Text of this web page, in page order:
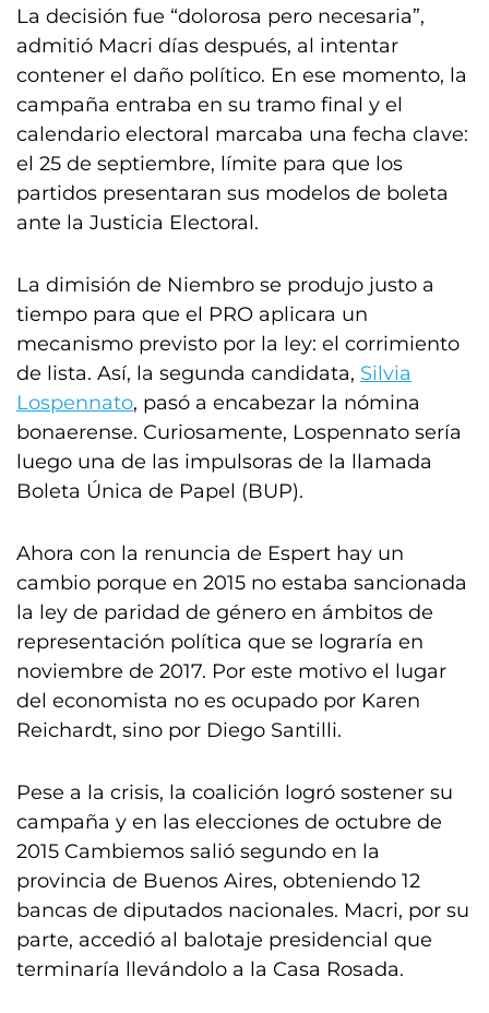
La decisión fue “dolorosa pero necesaria”,
admitió Macri días después, al intentar
contener el daño político. En ese momento, la
campaña entraba en su tramo final y el
calendario electoral marcaba una fecha clave:
el 25 de septiembre, límite para que los
partidos presentaran sus modelos de boleta
ante la Justicia Electoral.
La dimisión de Niembro se produjo justo a
tiempo para que el PRO aplicara un
mecanismo previsto por la ley: el corrimiento
de lista. Así, la segunda candidata, Silvia
Lospennato, pasó a encabezar la nómina
bonaerense. Curiosamente, Lospennato sería
luego una de las impulsoras de la llamada
Boleta Única de Papel (BUP).
Ahora con la renuncia de Espert hay un
cambio porque en 2015 no estaba sancionada
la ley de paridad de género en ámbitos de
representación política que se lograría en
noviembre de 2017. Por este motivo el lugar
del economista no es ocupado por Karen
Reichardt, sino por Diego Santilli.
Pese a la crisis, la coalición logró sostener su
campaña y en las elecciones de octubre de
2015 Cambiemos salió segundo en la
provincia de Buenos Aires, obteniendo 12
bancas de diputados nacionales. Macri, por su
parte, accedió al balotaje presidencial que
terminaría llevándolo a la Casa Rosada.